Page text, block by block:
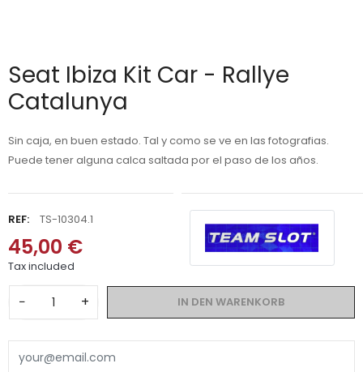
Seat Ibiza Kit Car - Rallye
Catalunya
Sin caja, en buen estado. Tal y como se ve en las fotografias.
Puede tener alguna calca saltada por el paso de los años.
REF: TS-10304.1
45,00 €
Tax included
− + IN DEN WARENKORB